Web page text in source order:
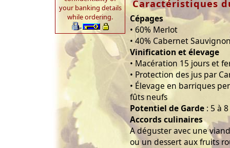
your banking details
while ordering.
Caractéristiques
Cépages
• 60% Merlot
• 40% Cabernet
Vinification et élevage
• Macération 15 jours et
• Protection des jus par
• Élevage en barriques
fûts neufs
Potentiel de Garde : 5 à
Accords culinaires
A déguster avec une
ou un dessert aux fruits